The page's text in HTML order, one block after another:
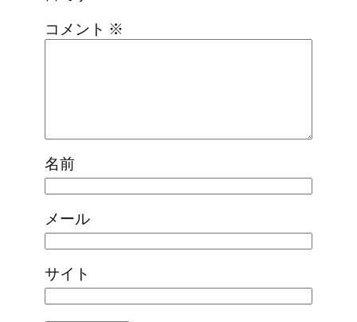
コメント ※
名前
メール
サイト